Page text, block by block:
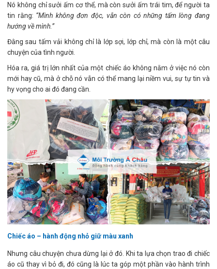
Nó không chỉ sưởi ấm cơ thể, mà còn sưởi ấm trái tim, để người ta
tin rằng: “Mình không đơn độc, vẫn còn có những tấm lòng đang
hướng về mình.”
Đằng sau tấm vải không chỉ là lớp sợi, lớp chỉ, mà còn là một câu
chuyện của tình người.
Hóa ra, giá trị lớn nhất của một chiếc áo không nằm ở việc nó còn
mới hay cũ, mà ở chỗ nó vẫn có thể mang lại niềm vui, sự tự tin và
hy vọng cho ai đó đang cần.
Chiếc áo – hành động nhỏ giữ màu xanh
Nhưng câu chuyện chưa dừng lại ở đó. Khi ta lựa chọn trao đi chiếc
áo cũ thay vì bỏ đi, đó cũng là lúc ta góp một phần vào hành trình